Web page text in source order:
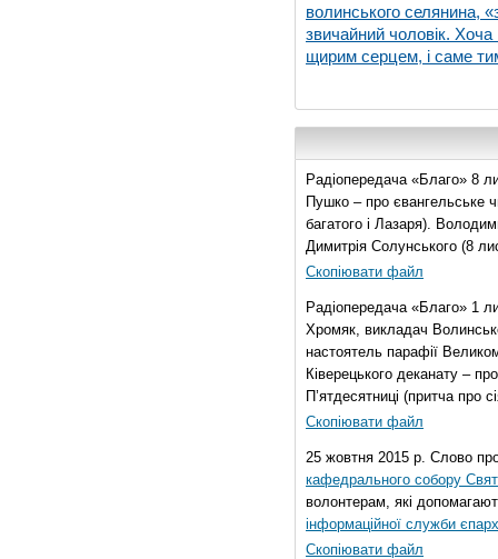
волинського селянина,
звичайний чоловік. Хоча
щирим серцем, і саме
Радіопередача «Благо» 8
Пушко – про євангельське
багатого і Лазаря).
Димитрія Солунського (8
Скопіювати файл
Радіопередача «Благо» 1
Хромяк, викладач
настоятель парафії
Ківерецького деканату –
П’ятдесятниці (притча про
Скопіювати файл
25 жовтня 2015 р. Слово
кафедрального собору
волонтерам, які
інформаційної служби
Скопіювати файл